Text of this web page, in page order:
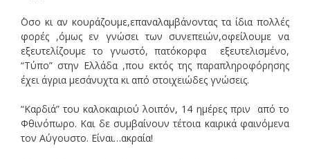
΄Οσο κι αν κουράζουμε,επαναλαμβάνοντας τα ίδια πολλές
φορές ,όμως εν γνώσει των συνεπειών,οφείλουμε να
εξευτελίζουμε το γνωστό, πατόκορφα εξευτελισμένο,
“Τύπο” στην Ελλάδα ,που εκτός της παραπληροφόρησης
έχει άγρια μεσάνυχτα κι από στοιχειώδες γνώσεις.
“Καρδιά” του καλοκαιριού λοιπόν, 14 ημέρες πριν από το
Φθινόπωρο. Και δε συμβαίνουν τέτοια καιρικά φαινόμενα
τον Αύγουστο. Είναι…ακραία!